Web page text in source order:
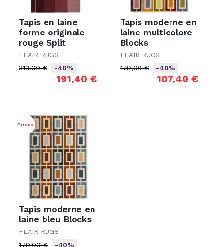
Tapis en laine
forme originale
rouge Split
FLAIR RUGS
Prix de base
319,00 €
-40%
191,40 €
Tapis moderne en
laine multicolore
Blocks
FLAIR RUGS
Prix de base
179,00 €
-40%
107,40 €
Tapis moderne en
laine bleu Blocks
FLAIR RUGS
179,00 €
-40%
Promo